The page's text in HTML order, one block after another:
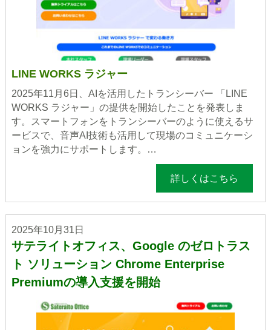
LINE WORKS ラジャー
2025年11月6日、AIを活用したトランシーバー 「LINE
WORKS ラジャー」の提供を開始したことを発表しま
す。スマートフォンをトランシーバーのように使えるサ
ービスで、音声AI技術も活用して現場のコミュニケーシ
ョンを強力にサポートします。…
詳しくはこちら
2025年10月31日
サテライトオフィス、Google のゼロトラス
ト ソリューション Chrome Enterprise
Premiumの導入支援を開始